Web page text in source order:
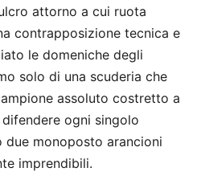
attorno a cui ruota
contrapposizione tecnica e
le domeniche degli
solo di una scuderia che
assoluto costretto a
ogni singolo
monoposto arancioni
imprendibili.